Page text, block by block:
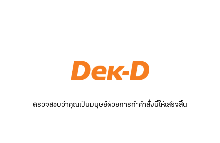
ตรวจสอบว่าคุณเป็นมนุษย์ด้วยการทำคำสั่งนี้ให้เสร็จสิ้น